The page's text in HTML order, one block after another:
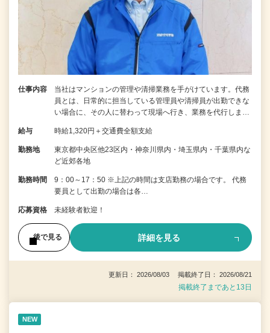
仕事内容
当社はマンションの管理や清掃業務を手がけています。代務
員とは、日常的に担当している管理員や清掃員が出勤できな
い場合に、その人に替わって現場へ行き、業務を代行しま…
給与 時給1,320円＋交通費全額支給
勤務地
東京都中央区他23区内・神奈川県内・埼玉県内・千葉県内な
ど近郊各地
勤務時間
9：00～17：50 ※上記の時間は支店勤務の場合です。 代務
要員として出勤の場合は各…
応募資格 未経験者歓迎！
後で見る 詳細を見る
更新日： 2026/08/03 掲載終了日： 2026/08/21
掲載終了まであと13日
NEW